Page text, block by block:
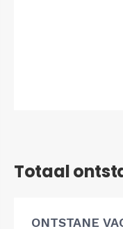
Totaal
ONTSTANE